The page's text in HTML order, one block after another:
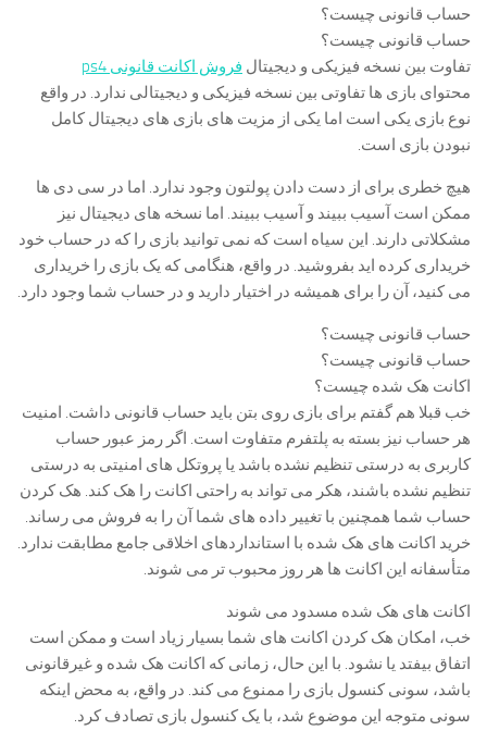
حساب قانونی چیست؟
حساب قانونی چیست؟
تفاوت بین نسخه فیزیکی و دیجیتال فروش اکانت قانونی ps4
محتوای بازی ها تفاوتی بین نسخه فیزیکی و دیجیتالی ندارد. در واقع
نوع بازی یکی است اما یکی از مزیت های بازی های دیجیتال کامل
نبودن بازی است.
هیچ خطری برای از دست دادن پولتون وجود ندارد. اما در سی دی ها
ممکن است آسیب ببیند و آسیب ببیند. اما نسخه های دیجیتال نیز
مشکلاتی دارند. این سیاه است که نمی توانید بازی را که در حساب خود
خریداری کرده اید بفروشید. در واقع، هنگامی که یک بازی را خریداری
می کنید، آن را برای همیشه در اختیار دارید و در حساب شما وجود دارد.
حساب قانونی چیست؟
حساب قانونی چیست؟
اکانت هک شده چیست؟
خب قبلا هم گفتم برای بازی روی بتن باید حساب قانونی داشت. امنیت
هر حساب نیز بسته به پلتفرم متفاوت است. اگر رمز عبور حساب
کاربری به درستی تنظیم نشده باشد یا پروتکل های امنیتی به درستی
تنظیم نشده باشند، هکر می تواند به راحتی اکانت را هک کند. هک کردن
حساب شما همچنین با تغییر داده های شما آن را به فروش می رساند.
خرید اکانت های هک شده با استانداردهای اخلاقی جامع مطابقت ندارد.
متأسفانه این اکانت ها هر روز محبوب تر می شوند.
اکانت های هک شده مسدود می شوند
خب، امکان هک کردن اکانت های شما بسیار زیاد است و ممکن است
اتفاق بیفتد یا نشود. با این حال، زمانی که اکانت هک شده و غیرقانونی
باشد، سونی کنسول بازی را ممنوع می کند. در واقع، به محض اینکه
سونی متوجه این موضوع شد، با یک کنسول بازی تصادف کرد.